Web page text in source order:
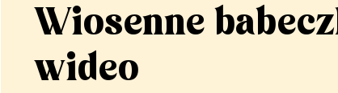
Wiosenne
wideo